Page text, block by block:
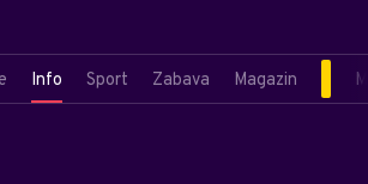
Info Sport Zabava Magazin